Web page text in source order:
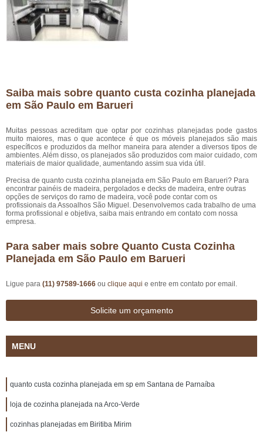
Saiba mais sobre quanto custa cozinha planejada
em São Paulo em Barueri
Muitas pessoas acreditam que optar por cozinhas planejadas pode gastos
muito maiores, mas o que acontece é que os móveis planejados são mais
específicos e produzidos da melhor maneira para atender a diversos tipos de
ambientes. Além disso, os planejados são produzidos com maior cuidado, com
materiais de maior qualidade, aumentando assim sua vida útil.
Precisa de quanto custa cozinha planejada em São Paulo em Barueri? Para
encontrar painéis de madeira, pergolados e decks de madeira, entre outras
opções de serviços do ramo de madeira, você pode contar com os
profissionais da Assoalhos São Miguel. Desenvolvemos cada trabalho de uma
forma profissional e objetiva, saiba mais entrando em contato com nossa
empresa.
Para saber mais sobre Quanto Custa Cozinha
Planejada em São Paulo em Barueri
Ligue para (11) 97589-1666 ou clique aqui e entre em contato por email.
Solicite um orçamento
MENU
quanto custa cozinha planejada em sp em Santana de Parnaíba
loja de cozinha planejada na Arco-Verde
cozinhas planejadas em Biritiba Mirim